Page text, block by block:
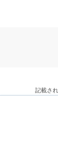
記載さ